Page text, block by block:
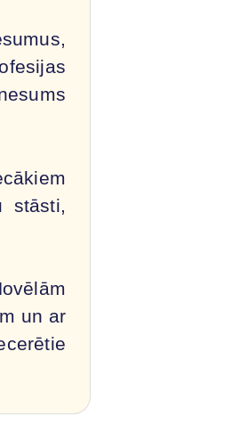
un ar